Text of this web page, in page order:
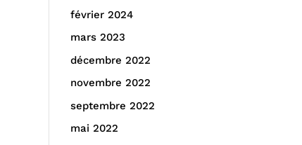
février 2024
mars 2023
décembre 2022
novembre 2022
septembre 2022
mai 2022